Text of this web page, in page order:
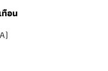
อน